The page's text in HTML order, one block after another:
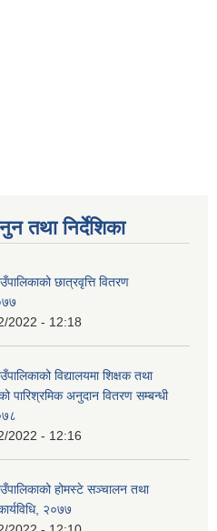
तथा निर्देशिका
छात्रवृत्ति वितरण
2022 - 12:18
विद्यालयमा शिक्षक तथा
पारिश्रमिक अनुदान वितरण सम्बन्धी
2022 - 12:16
होमस्टे सञ्चालन तथा
२०७७